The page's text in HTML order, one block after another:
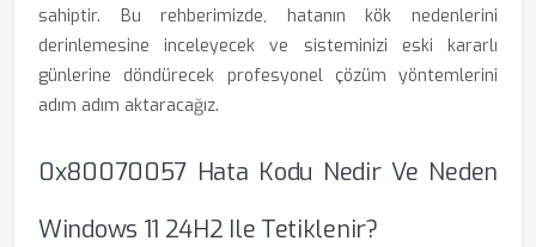
sahiptir. Bu rehberimizde, hatanın kök nedenlerini
derinlemesine inceleyecek ve sisteminizi eski kararlı
günlerine döndürecek profesyonel çözüm yöntemlerini
adım adım aktaracağız.
0x80070057 Hata Kodu Nedir Ve Neden
Windows 11 24H2 Ile Tetiklenir?